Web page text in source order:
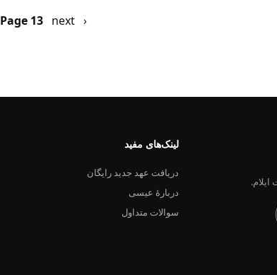
Previous
‹ previous
Page 13
صفحه next ›
لینک‌های مفید
دریافت عهد جدید رایگان
دربارهٔ عیسی
سوالات متداول